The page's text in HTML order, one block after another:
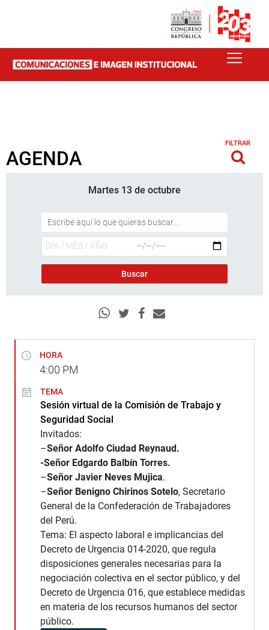
AGENDA
FILTRAR
Martes 13 de octubre
HORA
4:00 PM
TEMA
Sesión virtual de la Comisión de Trabajo y
Seguridad Social
Invitados:
–Señor Adolfo Ciudad Reynaud.
-Señor Edgardo Balbín Torres.
–Señor Javier Neves Mujica.
–Señor Benigno Chirinos Sotelo, Secretario
General de la Confederación de Trabajadores
del Perú.
Tema: El aspecto laboral e implicancias del
Decreto de Urgencia 014-2020, que regula
disposiciones generales necesarias para la
negociación colectiva en el sector público, y del
Decreto de Urgencia 016, que establece medidas
en materia de los recursos humanos del sector
público.